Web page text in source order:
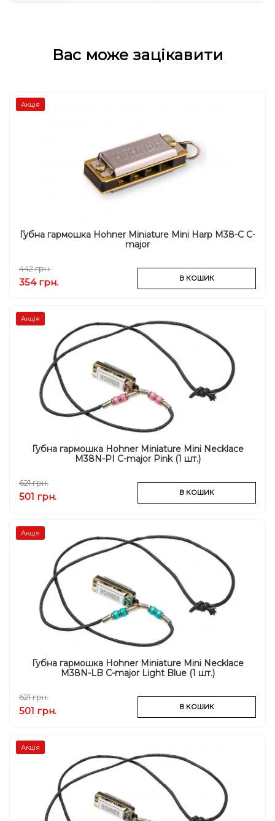
Вас може зацікавити
Акція
Губна гармошка Hohner Miniature Mini Harp M38-C C-
major
442 грн.
354 грн. В КОШИК
Акція
Губна гармошка Hohner Miniature Mini Necklace
M38N-PI C-major Pink (1 шт.)
621 грн.
501 грн. В КОШИК
Акція
Губна гармошка Hohner Miniature Mini Necklace
M38N-LB C-major Light Blue (1 шт.)
621 грн.
501 грн. В КОШИК
Акція